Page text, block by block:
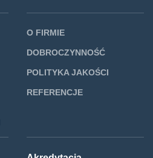
O FIRMIE
DOBROCZYNNOŚĆ
POLITYKA JAKOŚCI
REFERENCJE